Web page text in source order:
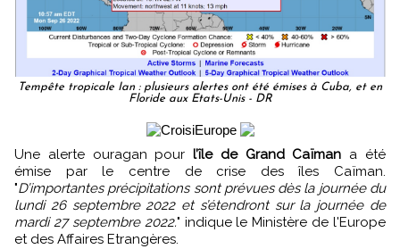
Tempête tropicale Ian : plusieurs alertes ont été émises à Cuba, et en
Floride aux Etats-Unis - DR
Une alerte ouragan pourl’île de Grand Caïman a été
émise par le centre de crise des îles Caïman.
"D’importantes précipitations sont prévues dès la journée du
lundi 26 septembre 2022 et s’étendront sur la journée de
mardi 27 septembre 2022." indique le Ministère de l'Europe
et des Affaires Etrangères.